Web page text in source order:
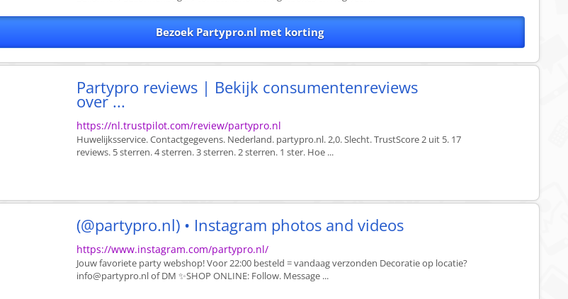
Bezoek Partypro.nl met korting
Partypro reviews | Bekijk consumentenreviews
over ...
https://nl.trustpilot.com/review/partypro.nl
Huwelijksservice. Contactgegevens. Nederland. partypro.nl. 2,0. Slecht. TrustScore 2 uit 5. 17
reviews. 5 sterren. 4 sterren. 3 sterren. 2 sterren. 1 ster. Hoe ...
(@partypro.nl) • Instagram photos and videos
https://www.instagram.com/partypro.nl/
Jouw favoriete party webshop! Voor 22:00 besteld = vandaag verzonden Decoratie op locatie?
info@partypro.nlof DM ✨SHOP ONLINE: Follow. Message ...